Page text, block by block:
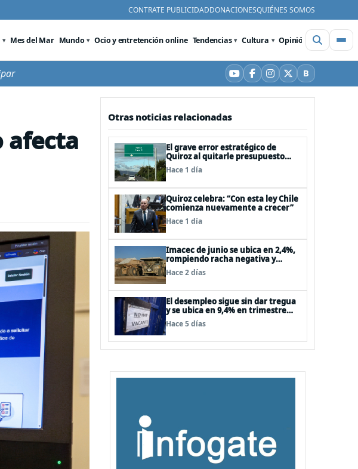
CONTRATE PUBLICIDADDONACIONESQUIÉNES SOMOS
Mes del Mar Mundo Ocio y entretención online Tendencias Cultura Opinión Videos
YouTube
Facebook
Instagram
X BBluesky
afecta
Otras noticias relacionadas
El grave error estratégico de
Quiroz al quitarle presupuesto
para infraestructura vial del
Biobío
Hace 1 día
Quiroz celebra: “Con esta ley Chile
comienza nuevamente a crecer”
Hace 1 día
Imacec de junio se ubica en 2,4%,
rompiendo racha negativa y
supera las expectativas
Hace 2 días
El desempleo sigue sin dar tregua
y se ubica en 9,4% en trimestre
abril-junio
Hace 5 días